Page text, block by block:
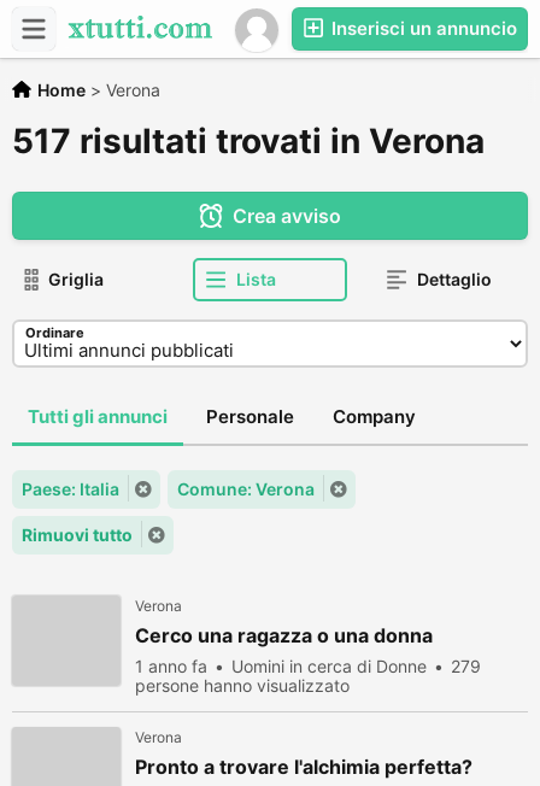
Inserisci un annuncio
Home > Verona
517 risultati trovati in Verona
Crea avviso
Griglia Lista Dettaglio
Ordinare
Tutti gli annunci Personale Company
Paese: Italia Comune: Verona
Rimuovi tutto
Verona
Cerco una ragazza o una donna
1 anno fa Uomini in cerca di Donne
279
persone hanno visualizzato
Verona
Pronto a trovare l'alchimia perfetta?